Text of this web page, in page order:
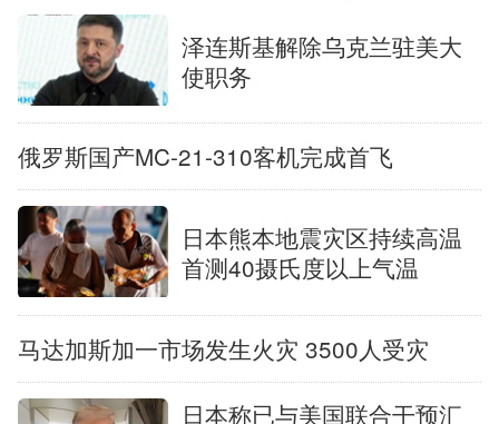
泽连斯基解除乌克兰驻美大
使职务
俄罗斯国产MC-21-310客机完成首飞
日本熊本地震灾区持续高温
首测40摄氏度以上气温
马达加斯加一市场发生火灾 3500人受灾
日本称已与美国联合干预汇